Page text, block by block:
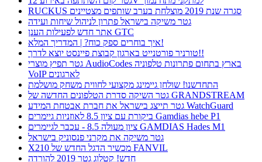
RUCKUS סגרה שנת 2019 מוצלחת בערב שותפים מצטיינים
גטר משיקה בישראל פתרון לניהול שיחות ועידה
אתר חדש לפעילות הענן GTC
איך בוחרים ספק כוח? | המדריך המלא!
טורניר פורטנייט בארגון קבוצת פיינסט יוצא לדרך!!
גטר תפיץ מוצרי AudioCodes בארץ בתחום פתרונות טלפוניה
VoIP לארגונים
התחדשנו! שולחן גיימינג מקצועי לחווית משחק מושלמת
גטר השיקה סדרת הטלפונים החדשה של GRANDSTREAM
גטר תייצג בישראל את חברת אבטחת המידע WatchGuard
ביקורת עם ציון 8.5 לאוזניות גיימרים Gamdias hebe P1
ציון מעולה 8.5 - עכבר לגיימרים GAMDIAS Hades M1
גטר משיקה את מקרני פנסוניק בישראל
X210 מכשיר הדגל החדש של FANVIL
חדש! קטלוג גטר 2019 להורדה